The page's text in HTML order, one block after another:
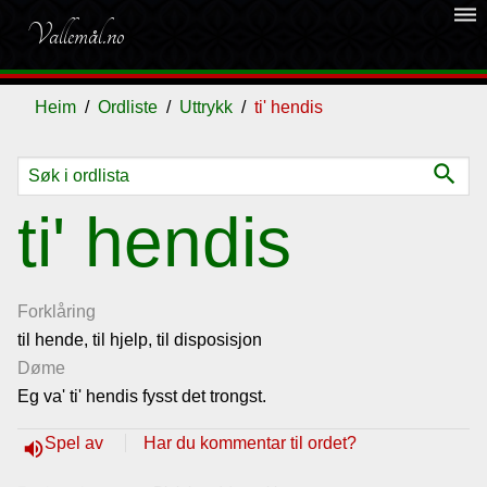
Vallemål.no
dehaze
Heim Ordliste Uttrykk ti' hendis
search
ti' hendis
Forklåring
til hende, til hjelp, til disposisjon
Døme
Eg va' ti' hendis fysst det trongst.
volume_upSpel av Har du kommentar til ordet?
Ordliste
Om
vallemålet
Gjestebok
Nyhende